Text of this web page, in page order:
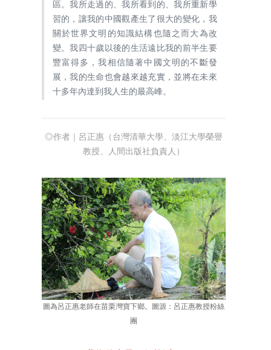
區。我所走過的、我所看到的、我所重新學
習的，讓我的中國觀產生了很大的變化，我
關於世界文明的知識結構也隨之而大為改
變。我四十歲以後的生活遠比我的前半生要
豐富得多，我相信隨著中國文明的不斷發
展，我的生命也會越來越充實，並將在未來
十多年內達到我人生的最高峰。
◎作者｜呂正惠（台灣清華大學、淡江大學榮譽
教授、人間出版社負責人）
圖為呂正惠老師在苗栗灣寶下鄉。圖源：呂正惠教授粉絲
團